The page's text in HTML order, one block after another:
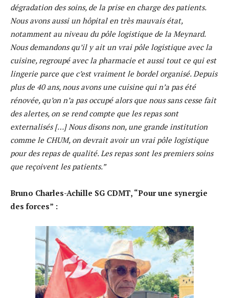
dégradation des soins, de la prise en charge des patients.
Nous avons aussi un hôpital en très mauvais état,
notamment au niveau du pôle logistique de la Meynard.
Nous demandons qu’il y ait un vrai pôle logistique avec la
cuisine, regroupé avec la pharmacie et aussi tout ce qui est
lingerie parce que c’est vraiment le bordel organisé. Depuis
plus de 40 ans, nous avons une cuisine qui n’a pas été
rénovée, qu’on n’a pas occupé alors que nous sans cesse fait
des alertes, on se rend compte que les repas sont
externalisés […] Nous disons non, une grande institution
comme le CHUM, on devrait avoir un vrai pôle logistique
pour des repas de qualité. Les repas sont les premiers soins
que reçoivent les patients.”
Bruno Charles-Achille SG CDMT, “Pour une synergie
des forces” :